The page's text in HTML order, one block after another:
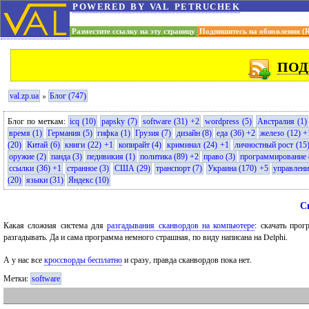
powered by val petruchek
Разместите ссылку на эту страницу Подпишитесь на обновления
val.zp.ua » Блог (747)
Блог по меткам: icq (10) papsky (7) software (31) +2 wordpress (5) Австралия (1)
время (1) Германия (5) гифка (1) Грузия (7) дизайн (8) еда (36) +2 железо (12)
(20) Китай (6) книги (22) +1 копирайт (4) криминал (24) +1
личностный рост
оружие (2) панда (3) педивикия (1) политика (89) +2 право (3)
ссылки (36) +1
странное (3) США (29) транспорт (7) Украина (170) +5
(20) языки (31) Яндекс (10)
Какая сложная система дляразгадывания сканвордов на компьютере: скачать
разгадывать. Да и сама программа немного страшная, по виду написана на Delphi.
А у нас всекроссворды бесплатнои сразу, правда сканвордов пока нет.
Метки: software